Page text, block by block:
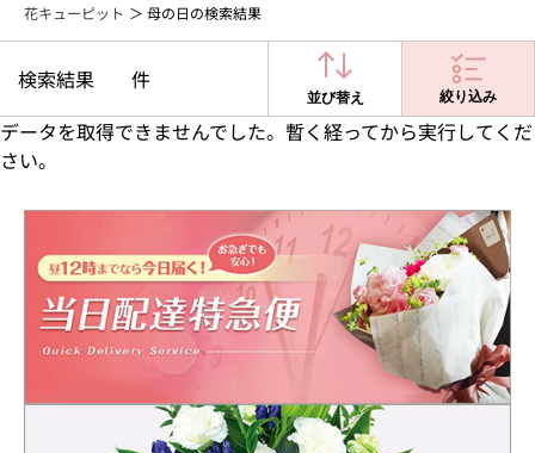
花キューピット 母の日の検索結果
検索結果 件
並び替え 絞り込み
データを取得できませんでした。暫く経ってから実行してくだ
さい。